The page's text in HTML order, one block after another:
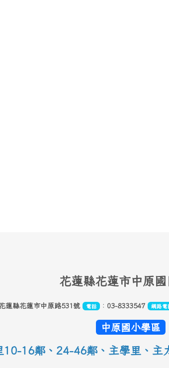
花蓮縣花蓮市中原
蓮縣花蓮市中原路531號 電話 ： 03-8333547 網路電
中原國小學區
10-16鄰、 24-46鄰、主學里、主